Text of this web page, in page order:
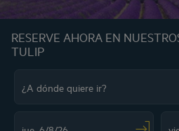
RESERVE AHORA EN
TULIP